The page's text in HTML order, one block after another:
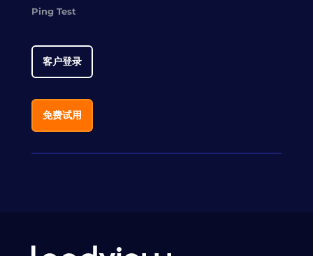
Ping Test
客户登录
免费试用